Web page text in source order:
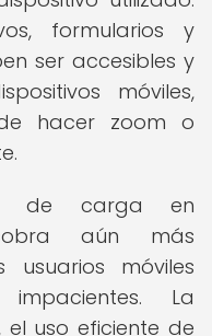
formularios y
ser accesibles y
móviles,
hacer zoom o
de carga en
aún más
móviles
La
uso eficiente de